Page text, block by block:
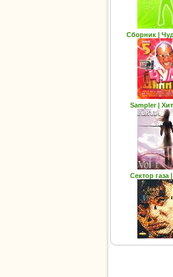
Сборник |
Sampler |
Сектор газа